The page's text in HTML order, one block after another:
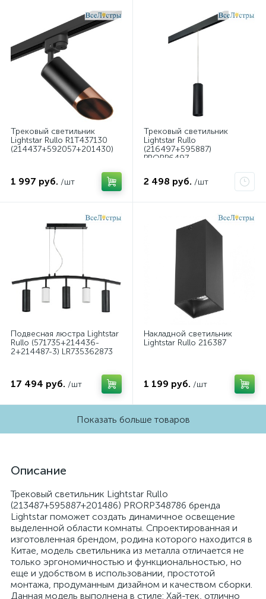
Трековый светильник
Lightstar Rullo R1T437130
(214437+592057+201430)
1 997 руб. /шт
Трековый светильник
Lightstar Rullo
(216497+595887)
PRORP6497
2 498 руб. /шт
Подвесная люстра Lightstar
Rullo (571735+214436-
2+214487-3) LR735362873
17 494 руб. /шт
Накладной светильник
Lightstar Rullo 216387
1 199 руб. /шт
Показать больше товаров
Описание
Трековый светильник Lightstar Rullo
(213487+595887+201486) PRORP348786 бренда
Lightstar поможет создать динамичное освещение
выделенной области комнаты. Спроектированная и
изготовленная брендом, родина которого находится в
Китае, модель светильника из металла отличается не
только эргономичностью и функциональностью, но
еще и удобством в использовании, простотой
монтажа, продуманным дизайном и качеством сборки.
Данная модель выполнена в стиле: Хай-тек, отлично